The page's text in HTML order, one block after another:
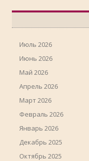
Июль 2026
Июнь 2026
Май 2026
Апрель 2026
Март 2026
Февраль 2026
Январь 2026
Декабрь 2025
Октябрь 2025